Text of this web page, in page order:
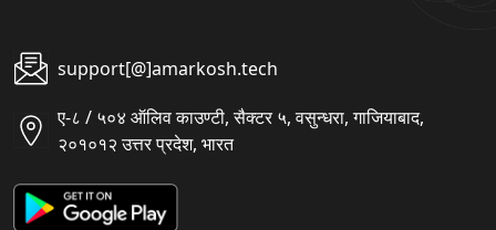
support[@]amarkosh.tech
ए-८ / ५०४ ऑलिव काउण्टी, सैक्टर ५, वसुन्धरा, गाजियाबाद,
२०१०१२ उत्तर प्रदेश, भारत